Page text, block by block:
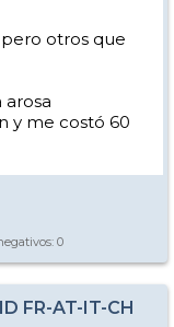
otros que
y me costó 60
0
FR-AT-IT-CH